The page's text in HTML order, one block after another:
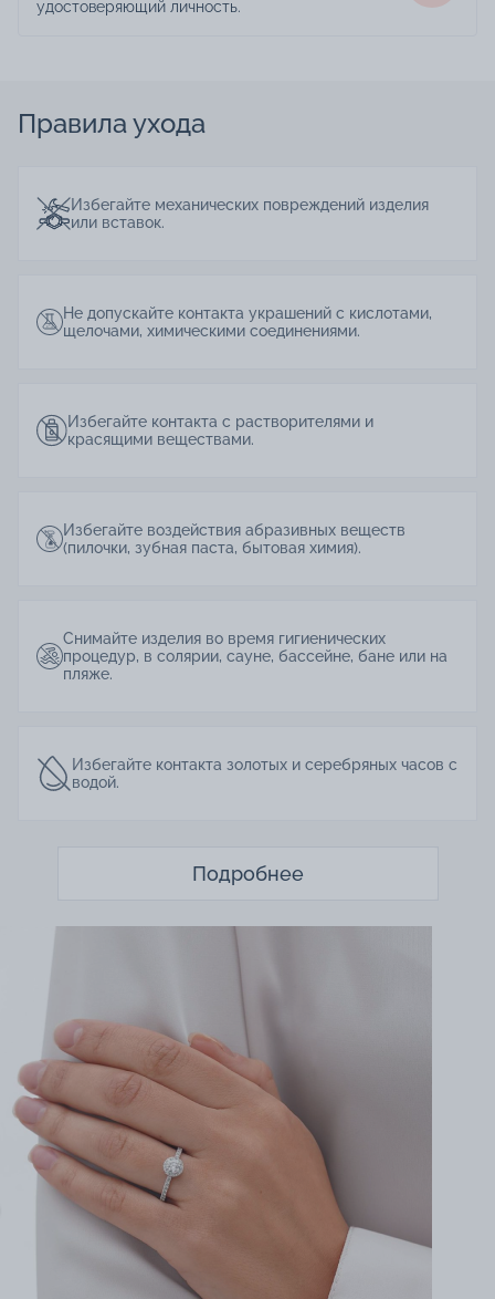
удостоверяющий личность.
Правила ухода
Избегайте механических повреждений изделия
или вставок.
Не допускайте контакта украшений с кислотами,
щелочами, химическими соединениями.
Избегайте контакта с растворителями и
красящими веществами.
Избегайте воздействия абразивных веществ
(пилочки, зубная паста, бытовая химия).
Снимайте изделия во время гигиенических
процедур, в солярии, сауне, бассейне, бане или на
пляже.
Избегайте контакта золотых и серебряных часов с
водой.
Подробнее